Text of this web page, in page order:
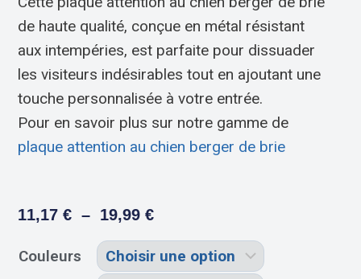
de haute qualité, conçue en métal résistant
aux intempéries, est parfaite pour dissuader
les visiteurs indésirables tout en ajoutant une
touche personnalisée à votre entrée.
Pour en savoir plus sur notre gamme de
plaque attention au chien berger de brie
11,17€ – 19,99€
Couleurs